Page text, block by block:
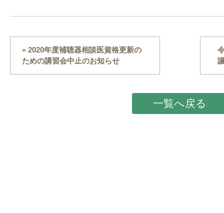
« 2020年度補聴器相談医資格更新の
ための講習会中止のお知らせ
一覧へ戻る